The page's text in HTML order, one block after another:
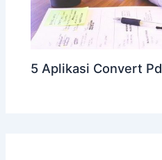
5 Aplikasi Convert